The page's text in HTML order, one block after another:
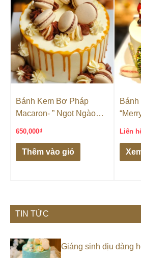
Bánh Kem Bơ Pháp
Macaron- ” Ngọt Ngào
650,000₫
Thêm vào giỏ
Liên
TIN TỨC
Giáng sinh dịu dàng